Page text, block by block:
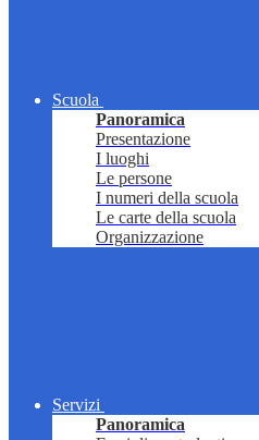
Scuola
Panoramica
Presentazione
I luoghi
Le persone
I numeri della scuola
Le carte della scuola
Organizzazione
Servizi
Panoramica